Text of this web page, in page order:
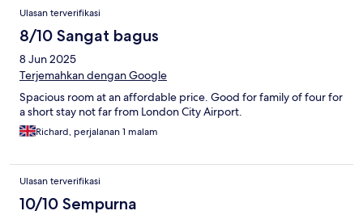
Ulasan terverifikasi
8/10 Sangat bagus
8 Jun 2025
Terjemahkan dengan Google
Spacious room at an affordable price. Good for family of four for
a short stay not far from London City Airport.
Richard, perjalanan 1 malam
Ulasan terverifikasi
10/10 Sempurna